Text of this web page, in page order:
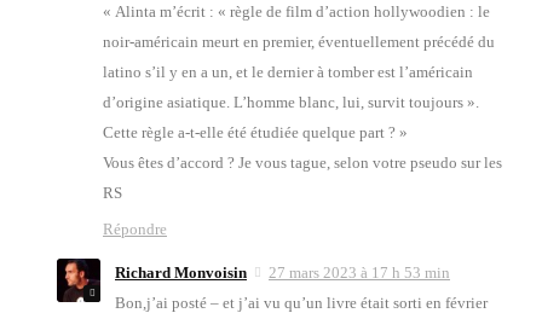
« Alin­ta m’é­crit : « règle de film d’ac­tion hol­ly­woo­dien : le
noir-amé­ri­cain meurt en pre­mier, éven­tuel­le­ment pré­cé­dé du
lati­no s’il y en a un, et le der­nier à tom­ber est l’américain
d’origine asia­tique. L’homme blanc, lui, sur­vit tou­jours ».
Cette règle a‑t-elle été étu­diée quelque part ? »
Vous êtes d’ac­cord ? Je vous tague, selon votre pseu­do sur les
RS
Répondre
Richard Monvoisin
27 mars 2023 à 17 h 53 min
Bon,j’ai pos­té – et j’ai vu qu’un livre était sor­ti en février